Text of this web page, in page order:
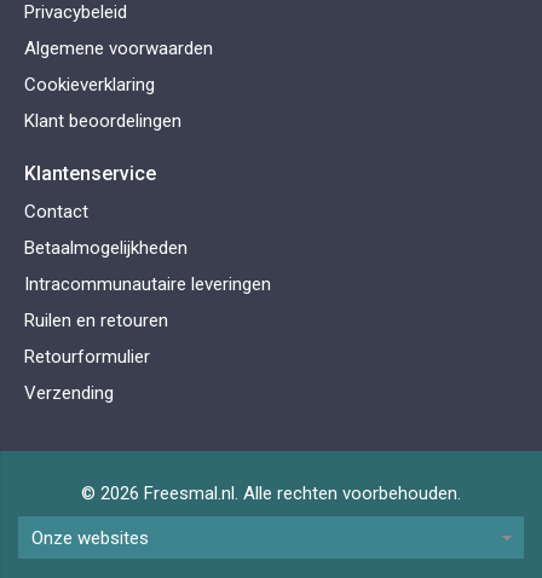
Privacybeleid
Algemene voorwaarden
Cookieverklaring
Klant beoordelingen
Klantenservice
Contact
Betaalmogelijkheden
Intracommunautaire leveringen
Ruilen en retouren
Retourformulier
Verzending
© 2026 Freesmal.nl. Alle rechten voorbehouden.